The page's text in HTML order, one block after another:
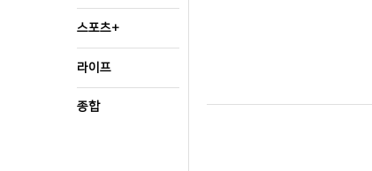
스포츠+
라이프
종합